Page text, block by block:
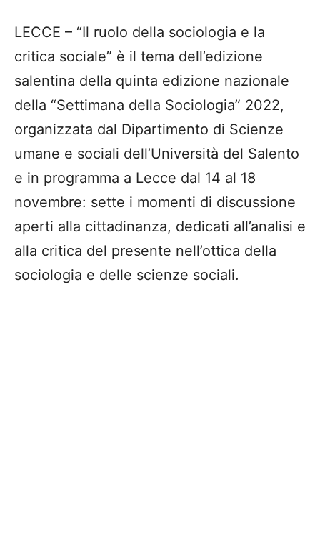
LECCE – “Il ruolo della sociologia e la
critica sociale” è il tema dell’edizione
salentina della quinta edizione nazionale
della “Settimana della Sociologia” 2022,
organizzata dal Dipartimento di Scienze
umane e sociali dell’Università del Salento
e in programma a Lecce dal 14 al 18
novembre: sette i momenti di discussione
aperti alla cittadinanza, dedicati all’analisi e
alla critica del presente nell’ottica della
sociologia e delle scienze sociali.